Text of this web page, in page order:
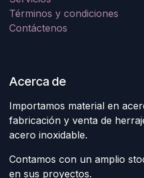
Términos y condiciones
Contáctenos
Acerca de
Importamos material en
fabricación y venta de
acero inoxidable.
Contamos con un amplio
en sus proyectos.